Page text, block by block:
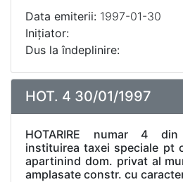
Data emiterii: 1997-01-30
Inițiator:
Dus la îndeplinire:
HOT. 4 30/01/1997
HOTARIRE numar 4
instituirea taxei speciale pt
apartinind dom. privat al
amplasate constr. cu